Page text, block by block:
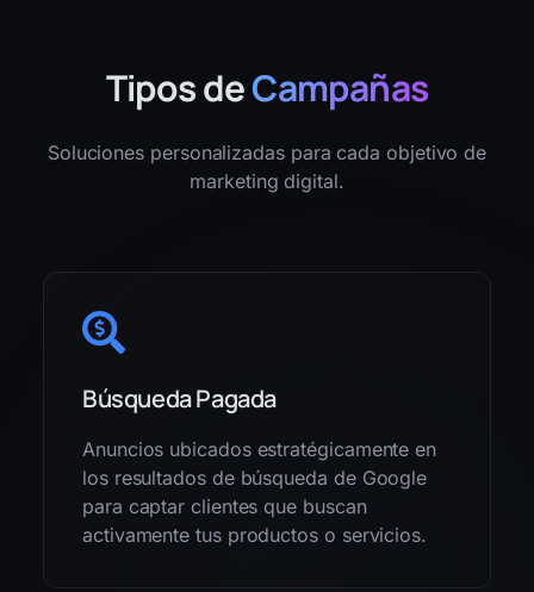
Tipos deCampañas
Soluciones personalizadas para cada objetivo de
marketing digital.
Búsqueda Pagada
Anuncios ubicados estratégicamente en
los resultados de búsqueda de Google
para captar clientes que buscan
activamente tus productos o servicios.